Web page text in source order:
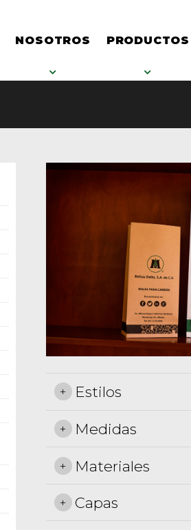
NOSOTROS PRODUCTOS
Estilos
Medidas
Materiales
Capas